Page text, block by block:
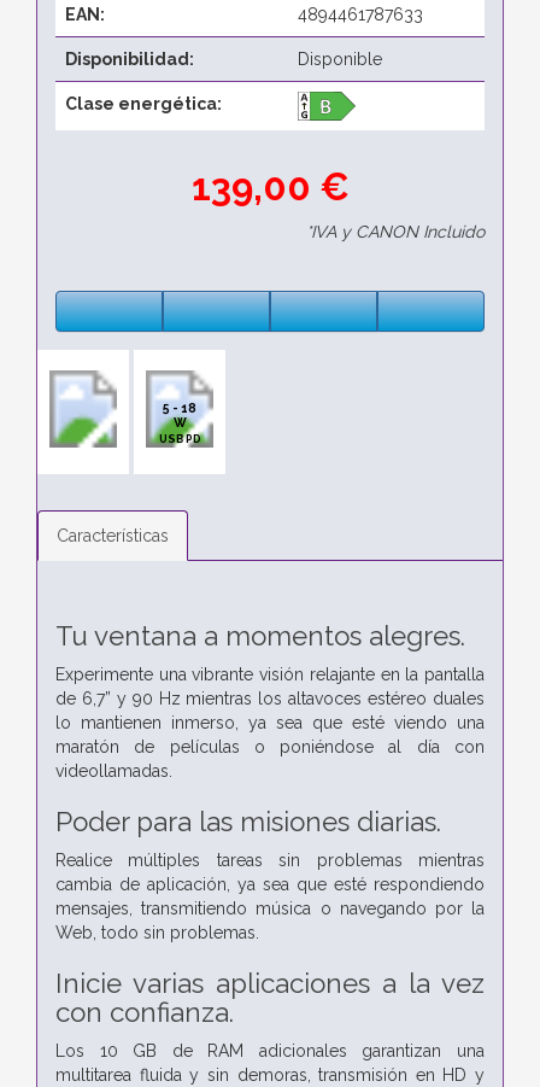
EAN: 4894461787633
Disponibilidad: Disponible
Clase energética:
139,00 €
*IVA y CANON Incluido
5 - 18
W
USB PD
Características
Tu ventana a momentos alegres.
Experimente una vibrante visión relajante en la pantalla
de 6,7” y 90 Hz mientras los altavoces estéreo duales
lo mantienen inmerso, ya sea que esté viendo una
maratón de películas o poniéndose al día con
videollamadas.
Poder para las misiones diarias.
Realice múltiples tareas sin problemas mientras
cambia de aplicación, ya sea que esté respondiendo
mensajes, transmitiendo música o navegando por la
Web, todo sin problemas.
Inicie varias aplicaciones a la vez
con confianza.
Los 10 GB de RAM adicionales garantizan una
multitarea fluida y sin demoras, transmisión en HD y